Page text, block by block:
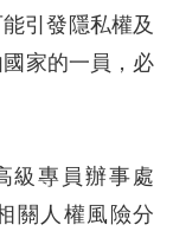
引發隱私權及
家的一員，必
級專員辦事處
關人權風險分